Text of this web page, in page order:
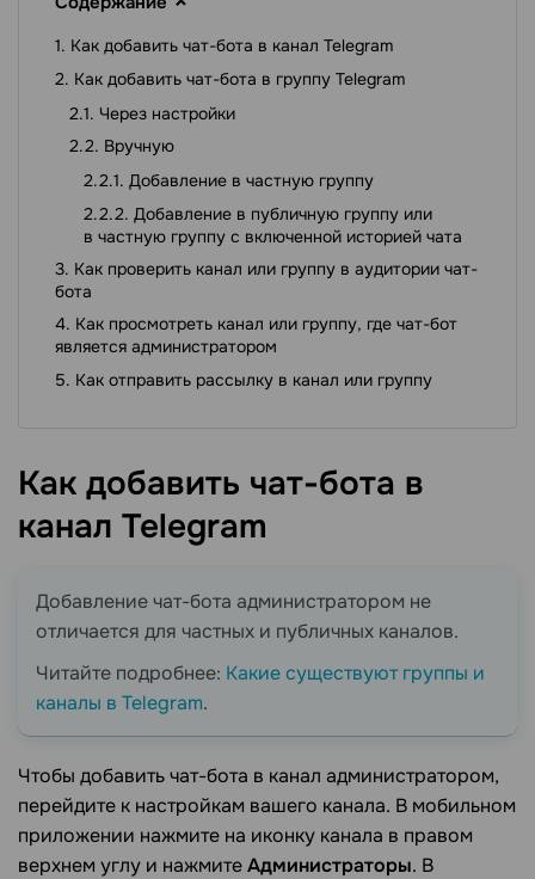
Как добавить чат-бота в канал Telegram
Как добавить чат-бота в группу Telegram
Через настройки
Вручную
Добавление в частную группу
Добавление в публичную группу или
в частную группу с включенной историей чата
Как проверить канал или группу в аудитории чат-
бота
Как просмотреть канал или группу, где чат-бот
является администратором
Как отправить рассылку в канал или группу
Как добавить чат-бота в
канал Telegram
Добавление чат-бота администратором не
отличается для частных и публичных каналов.
Читайте подробнее: Какие существуют группы и
каналы в Telegram.
Чтобы добавить чат-бота в канал администратором,
перейдите к настройкам вашего канала. В мобильном
приложении нажмите на иконку канала в правом
верхнем углу и нажмитеАдминистраторы. В